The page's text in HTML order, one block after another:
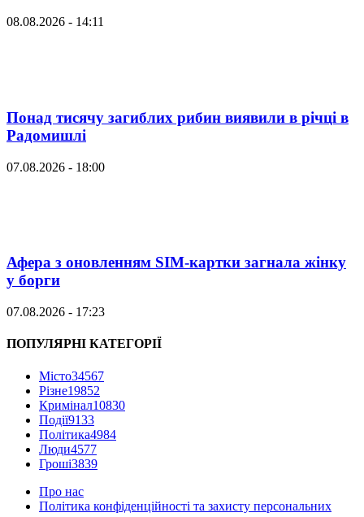
08.08.2026 - 14:11
Понад тисячу загиблих рибин виявили в річці в
Радомишлі
07.08.2026 - 18:00
Афера з оновленням SIM-картки загнала жінку
у борги
07.08.2026 - 17:23
ПОПУЛЯРНІ КАТЕГОРІЇ
Місто34567
Різне19852
Кримінал10830
Події9133
Політика4984
Люди4577
Гроші3839
Про нас
Політика конфіденційності та захисту персональних